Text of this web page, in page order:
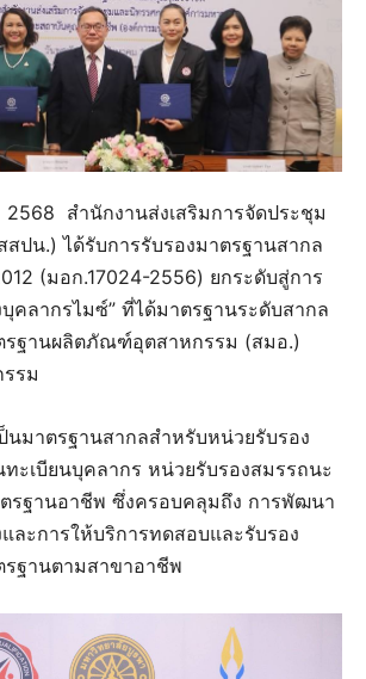
สำนักงานส่งเสริมการจัดประชุม
ปน.) ได้รับการรับรองมาตรฐานสากล
(มอก.17024-2556) ยกระดับสู่การ
บุคลากรไมซ์” ที่ได้มาตรฐานระดับสากล
รฐานผลิตภัณฑ์อุตสาหกรรม (สมอ.)
รม
ป็นมาตรฐานสากลสำหรับหน่วยรับรอง
ะเบียนบุคลากร หน่วยรับรองสมรรถนะ
รฐานอาชีพ ซึ่งครอบคลุมถึง การพัฒนา
ละการให้บริการทดสอบและรับรอง
ฐานตามสาขาอาชีพ